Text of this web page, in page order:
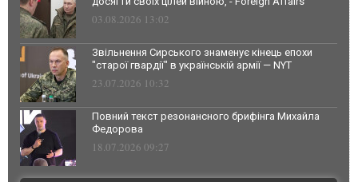
03.08.2026 13:02
Звільнення Сирського знаменує кінець епохи
"старої гвардії" в українській армії — NYT
23.07.2026 10:32
Повний текст резонансного брифінга Михайла
Федорова
18.07.2026 09:27